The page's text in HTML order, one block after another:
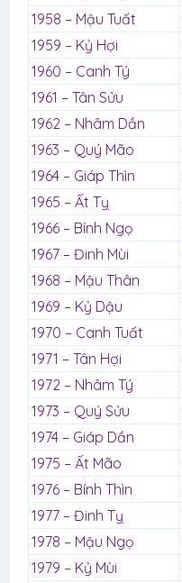
1958 – Mậu Tuất
1959 – Kỷ Hợi
1960 – Canh Tý
1961 – Tân Sửu
1962 – Nhâm Dần
1963 – Quý Mão
1964 – Giáp Thìn
1965 – Ất Tỵ
1966 – Bính Ngọ
1967 – Đinh Mùi
1968 – Mậu Thân
1969 – Kỷ Dậu
1970 – Canh Tuất
1971 – Tân Hợi
1972 – Nhâm Tý
1973 – Quý Sửu
1974 – Giáp Dần
1975 – Ất Mão
1976 – Bính Thìn
1977 – Đinh Tỵ
1978 – Mậu Ngọ
1979 – Kỷ Mùi